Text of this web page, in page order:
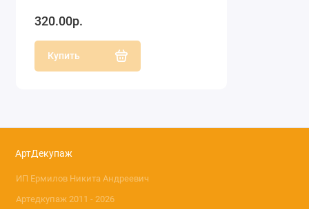
320.00р.
Купить
АртДекупаж
ИП Ермилов Никита Андреевич
Артедкупаж 2011 - 2026